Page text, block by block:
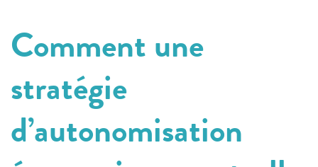
Comment une
stratégie
d’autonomisation